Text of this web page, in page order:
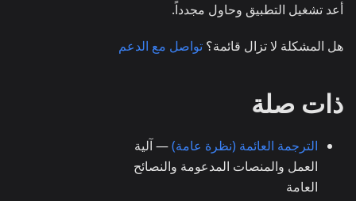
أعد تشغيل التطبيق وحاول مجدداً.
هل المشكلة لا تزال قائمة؟ تواصل مع الدعم
ذات صلة
الترجمة العائمة (نظرة عامة)— آلية
العمل والمنصات المدعومة والنصائح
العامة